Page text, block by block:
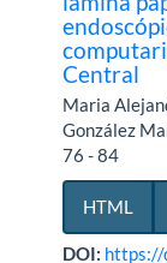
Central
Maria
González
76 - 84
HTML
DOI: https://